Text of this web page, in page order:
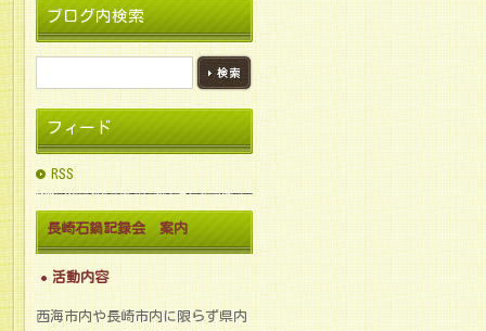
ブログ内検索
フィード
RSS
長崎石鍋記録会 案内
活動内容
西海市内や長崎市内に限らず県内